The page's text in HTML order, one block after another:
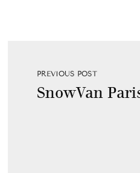
PREVIOUS POST
SnowVan